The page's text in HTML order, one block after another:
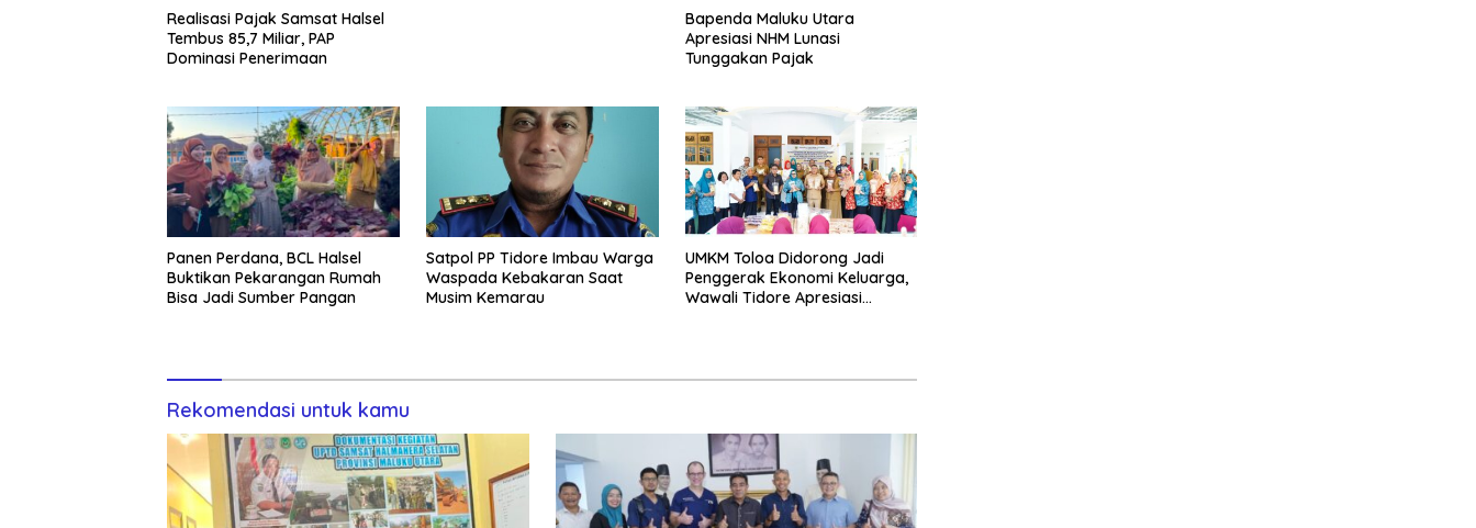
Realisasi Pajak Samsat Halsel
Tembus 85,7 Miliar, PAP
Dominasi Penerimaan
Bapenda Maluku Utara
Apresiasi NHM Lunasi
Tunggakan Pajak
Panen Perdana, BCL Halsel
Buktikan Pekarangan Rumah
Bisa Jadi Sumber Pangan
Satpol PP Tidore Imbau Warga
Waspada Kebakaran Saat
Musim Kemarau
UMKM Toloa Didorong Jadi
Penggerak Ekonomi Keluarga,
Wawali Tidore Apresiasi
Rekomendasi untuk kamu